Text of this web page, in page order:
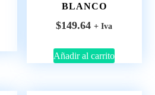
BLANCO
$149.64 + Iva
Añadir al carrito